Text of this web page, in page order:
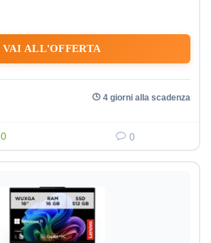
VAI ALL'OFFERTA
4 giorni alla scadenza
0 0